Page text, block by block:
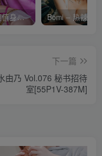
水淼Aqua – 颜值身材双在线 火爆日本 Cos写真作品合集
下一篇
由乃 Vol.076 秘书招待
室[55P1V-387M]